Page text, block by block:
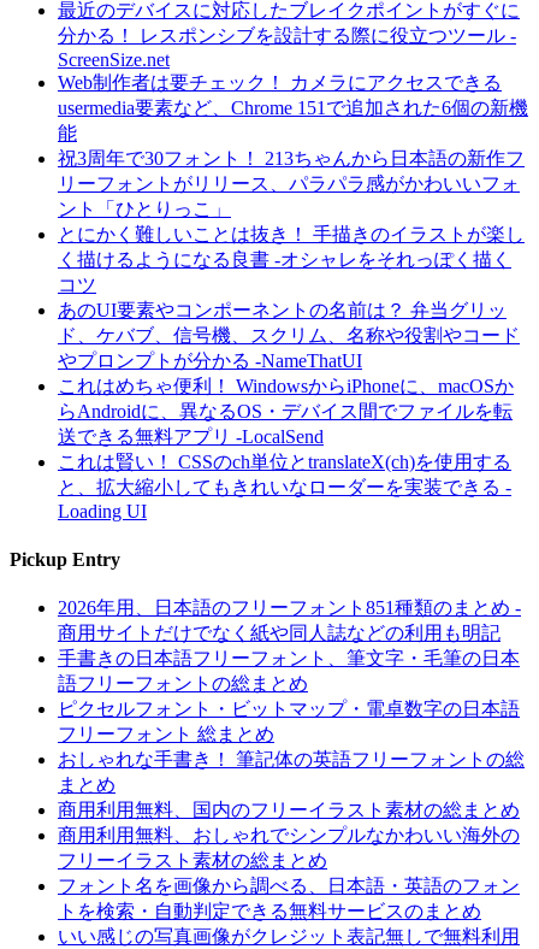
最近のデバイスに対応したブレイクポイントがすぐに
分かる！ レスポンシブを設計する際に役立つツール -
ScreenSize.net
Web制作者は要チェック！ カメラにアクセスできる
usermedia要素など、Chrome 151で追加された6個の新機
能
祝3周年で30フォント！ 213ちゃんから日本語の新作フ
リーフォントがリリース、パラパラ感がかわいいフォ
ント「ひとりっこ」
とにかく難しいことは抜き！ 手描きのイラストが楽し
く描けるようになる良書 -オシャレをそれっぽく描く
コツ
あのUI要素やコンポーネントの名前は？ 弁当グリッ
ド、ケバブ、信号機、スクリム、名称や役割やコード
やプロンプトが分かる -NameThatUI
これはめちゃ便利！ WindowsからiPhoneに、macOSか
らAndroidに、異なるOS・デバイス間でファイルを転
送できる無料アプリ -LocalSend
これは賢い！ CSSのch単位とtranslateX(ch)を使用する
と、拡大縮小してもきれいなローダーを実装できる -
Loading UI
Pickup Entry
2026年用、日本語のフリーフォント851種類のまとめ -
商用サイトだけでなく紙や同人誌などの利用も明記
手書きの日本語フリーフォント、筆文字・毛筆の日本
語フリーフォントの総まとめ
ピクセルフォント・ビットマップ・電卓数字の日本語
フリーフォント 総まとめ
おしゃれな手書き！ 筆記体の英語フリーフォントの総
まとめ
商用利用無料、国内のフリーイラスト素材の総まとめ
商用利用無料、おしゃれでシンプルなかわいい海外の
フリーイラスト素材の総まとめ
フォント名を画像から調べる、日本語・英語のフォン
トを検索・自動判定できる無料サービスのまとめ
いい感じの写真画像がクレジット表記無しで無料利用